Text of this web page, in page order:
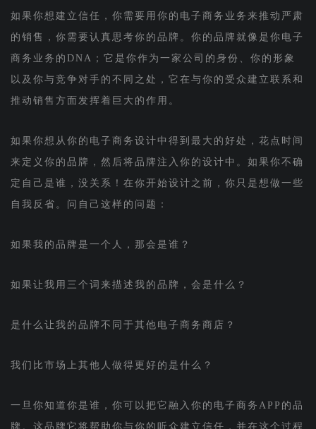
如果你想建立信任，你需要用你的电子商务业务来推动严肃
的销售，你需要认真思考你的品牌。你的品牌就像是你电子
商务业务的DNA；它是你作为一家公司的身份、你的形象
以及你与竞争对手的不同之处，它在与你的受众建立联系和
推动销售方面发挥着巨大的作用。
如果你想从你的电子商务设计中得到最大的好处，花点时间
来定义你的品牌，然后将品牌注入你的设计中。如果你不确
定自己是谁，没关系！在你开始设计之前，你只是想做一些
自我反省。问自己这样的问题：
如果我的品牌是一个人，那会是谁？
如果让我用三个词来描述我的品牌，会是什么？
是什么让我的品牌不同于其他电子商务商店？
我们比市场上其他人做得更好的是什么？
一旦你知道你是谁，你可以把它融入你的电子商务APP的品
牌。这品牌它将帮助你与你的听众建立信任，并在这个过程